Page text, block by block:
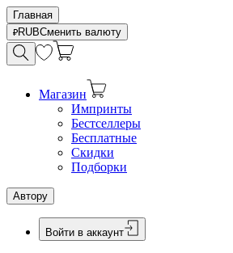
Главная
RUBСменить валюту
Магазин
Импринты
Бестселлеры
Бесплатные
Скидки
Подборки
Автору
Войти в аккаунт